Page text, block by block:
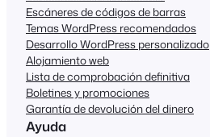
Escáneres de códigos de barras
Temas WordPress recomendados
Desarrollo WordPress personalizado
Alojamiento web
Lista de comprobación definitiva
Boletines y promociones
Garantía de devolución del dinero
Ayuda